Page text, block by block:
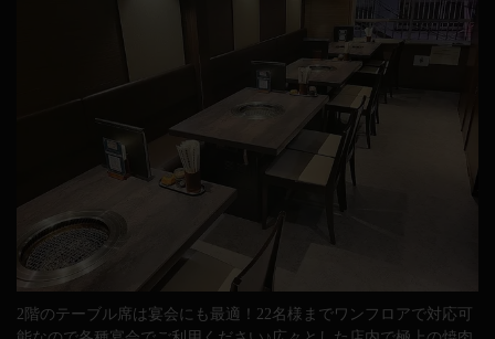
2階のテーブル席は宴会にも最適！22名様までワンフロアで対応可